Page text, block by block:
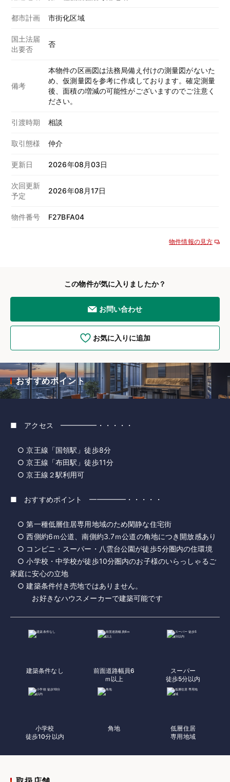
都市計画 市街化区域
国土法届
出要否
否
備考
本物件の区画図は法務局備え付けの測量図がないた
め、仮測量図を参考に作成しております。確定測量
後、面積の増減の可能性がございますのでご注意く
ださい。
引渡時期 相談
取引態様 仲介
更新日 2026年08月03日
次回更新
予定
2026年08月17日
物件番号 F27BFA04
物件情報の見方
この物件が気に入りましたか？
お問い合わせ
お気に入りに追加
おすすめポイント
■ アクセス ━━━━━・・・・・
○ 京王線「国領駅」徒歩8分
○ 京王線「布田駅」徒歩11分
○ 京王線２駅利用可
■ おすすめポイント ━━━━━・・・・・
○ 第一種低層住居専用地域のため閑静な住宅街
○ 西側約6ｍ公道、南側約3.7ｍ公道の角地につき開放感あり
○ コンビニ・スーパー・八雲台公園が徒歩5分圏内の住環境
○ 小学校・中学校が徒歩10分圏内のお子様のいらっしゃるご
家庭に安心の立地
○ 建築条件付き売地ではありません。
建築条件なし
前面道路幅員6
ｍ以上
スーパー
徒歩5分以内
小学校
徒歩10分以内
角地
低層住居
専用地域